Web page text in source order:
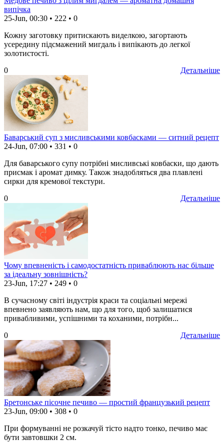
випічка
25-Jun, 00:30 • 222 • 0
Кожну заготовку притискають виделкою, загортають
усередину підсмажений мигдаль і випікають до легкої
золотистості.
Детальніше
0
Баварський суп з мисливськими ковбасками — ситний рецепт
24-Jun, 07:00 • 331 • 0
Для баварського супу потрібні мисливські ковбаски, що дають
присмак і аромат димку. Також знадобляться два плавлені
сирки для кремової текстури.
Детальніше
0
Чому впевненість і самодостатність приваблюють нас більше
за ідеальну зовнішність?
23-Jun, 17:27 • 249 • 0
В сучасному світі індустрія краси та соціальні мережі
впевнено заявляють нам, що для того, щоб залишатися
привабливими, успішними та коханими, потрібн...
Детальніше
0
Бретонське пісочне печиво — простий французький рецепт
23-Jun, 09:00 • 308 • 0
При формуванні не розкачуй тісто надто тонко, печиво має
бути завтовшки 2 см.